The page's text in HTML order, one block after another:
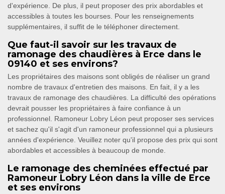
d'expérience. De plus, il peut proposer des prix abordables et
accessibles à toutes les bourses. Pour les renseignements
supplémentaires, il suffit de le téléphoner directement.
Que faut-il savoir sur les travaux de
ramonage des chaudières à Erce dans le
09140 et ses environs?
Les propriétaires des maisons sont obligés de réaliser un grand
nombre de travaux d'entretien des maisons. En fait, il y a les
travaux de ramonage des chaudières. La difficulté des opérations
devrait pousser les propriétaires à faire confiance à un
professionnel. Ramoneur Lobry Léon peut proposer ses services
et sachez qu'il s'agit d'un ramoneur professionnel qui a plusieurs
années d'expérience. Veuillez noter qu'il propose des prix qui sont
abordables et accessibles à beaucoup de monde.
Le ramonage des cheminées effectué par
Ramoneur Lobry Léon dans la ville de Erce
et ses environs